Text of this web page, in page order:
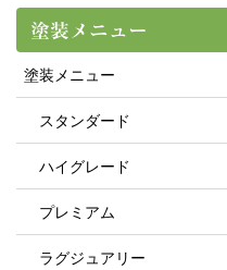
塗装メニュー
塗装メニュー
スタンダード
ハイグレード
プレミアム
ラグジュアリー